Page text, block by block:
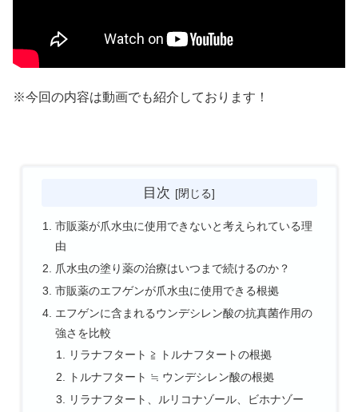
※今回の内容は動画でも紹介しております！
目次
市販薬が爪水虫に使用できないと考えられている理
由
爪水虫の塗り薬の治療はいつまで続けるのか？
市販薬のエフゲンが爪水虫に使用できる根拠
エフゲンに含まれるウンデシレン酸の抗真菌作用の
強さを比較
リラナフタート ≧ トルナフタートの根拠
トルナフタート ≒ ウンデシレン酸の根拠
リラナフタート、ルリコナゾール、ビホナゾー